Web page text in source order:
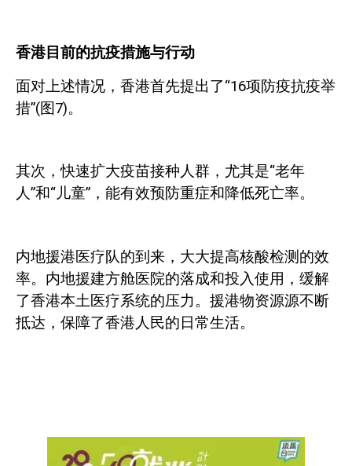
香港目前的抗疫措施与行动
面对上述情况，香港首先提出了“16项防疫抗疫举
措”(图7)。
其次，快速扩大疫苗接种人群，尤其是“老年
人”和“儿童”，能有效预防重症和降低死亡率。
内地援港医疗队的到来，大大提高核酸检测的效
率。内地援建方舱医院的落成和投入使用，缓解
了香港本土医疗系统的压力。援港物资源源不断
抵达，保障了香港人民的日常生活。